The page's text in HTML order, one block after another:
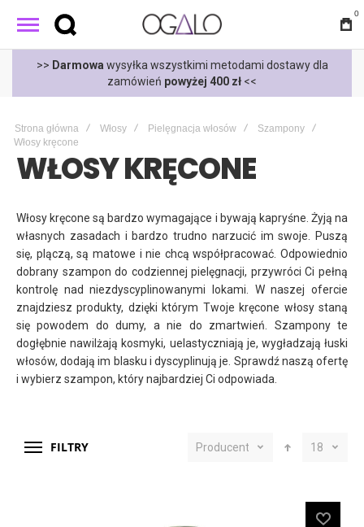
0
doPaczkomatów Inpost
<<
>>Darmowawysyłka wszystkimi
Strona główna Włosy Pielęgnacja włosów
Szampony
Włosy kręcone
WŁOSY KRĘCONE
Włosy kręcone są bardzo wymagające i bywają kapryśne. Żyją na
własnych zasadach i bardzo trudno narzucić im swoje. Puszą
się, plączą, są matowe i nie chcą współpracować. Odpowiednio
dobrany szampon do codziennej pielęgnacji, przywróci Ci pełną
kontrolę nad niezdyscyplinowanymi lokami. W naszej ofercie
znajdziesz produkty, dzięki którym Twoje kręcone włosy staną
się powodem do dumy, a nie do zmartwień. Szampony te
dogłębnie nawilżają kosmyki, uelastyczniają je, wygładzają łuski
włosów, dodają im blasku i dyscyplinują je. Sprawdź naszą ofertę
i wybierz szampon, który najbardziej Ci odpowiada.
FILTRY Producent 18